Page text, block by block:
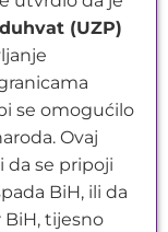
(UZP)
se omogućilo
Ovaj
da se pripoji
BiH, ili da
tijesno